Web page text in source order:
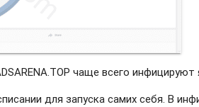
чаще всего
для запуска самих себя. В